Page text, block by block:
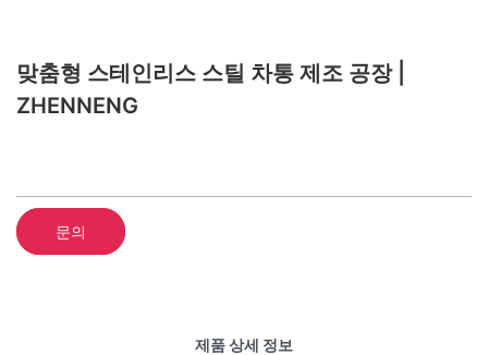
맞춤형 스테인리스 스틸 차통 제조 공장 |
ZHENNENG
문의
제품 상세 정보